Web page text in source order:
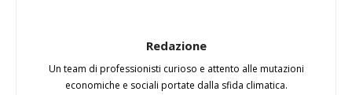
Redazione
Un team di professionisti curioso e attento alle mutazioni
economiche e sociali portate dalla sfida climatica.